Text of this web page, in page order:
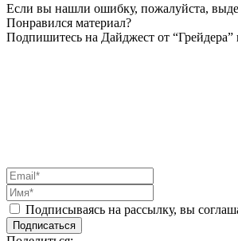
Если вы нашли ошибку, пожалуйста,
Понравился материал?
Подпишитесь на Дайджест от
Подписываясь на рассылку, вы
Подписаться